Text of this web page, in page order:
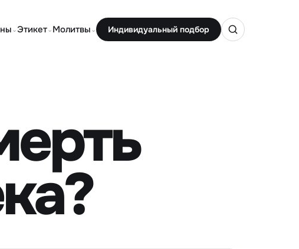
⌄Этикет⌄ Молитвы ⌄ Индивидуальный подбор